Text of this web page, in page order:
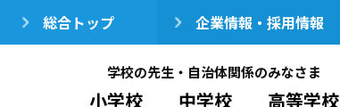
総合トップ 企業情報・採用情報
学校の先生・自治体関係のみなさま
小学校 中学校 高等学校